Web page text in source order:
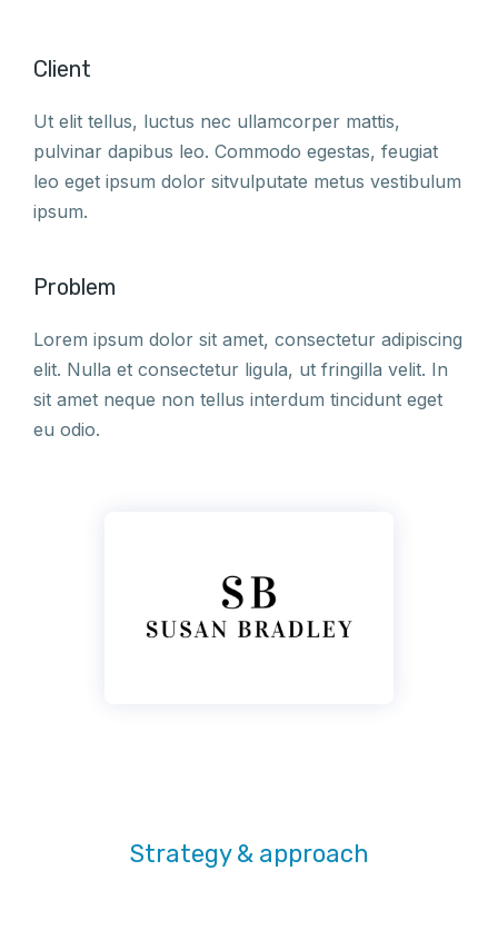
Client
Ut elit tellus, luctus nec ullamcorper mattis,
pulvinar dapibus leo. Commodo egestas, feugiat
leo eget ipsum dolor sitvulputate metus vestibulum
ipsum.
Problem
Lorem ipsum dolor sit amet, consectetur adipiscing
elit. Nulla et consectetur ligula, ut fringilla velit. In
sit amet neque non tellus interdum tincidunt eget
eu odio.
Strategy & approach